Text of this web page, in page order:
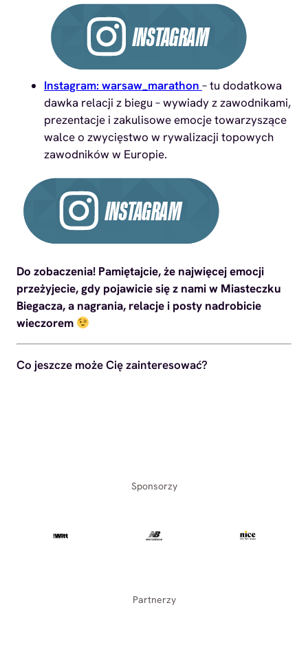
Instagram: warsaw_marathon – tu dodatkowa
dawka relacji z biegu – wywiady z zawodnikami,
prezentacje i zakulisowe emocje towarzyszące
walce o zwycięstwo w rywalizacji topowych
zawodników w Europie.
Do zobaczenia! Pamiętajcie, że najwięcej emocji
przeżyjecie, gdy pojawicie się z nami w Miasteczku
Biegacza, a nagrania, relacje i posty nadrobicie
wieczorem
Co jeszcze może Cię zainteresować?
Sponsorzy
Partnerzy